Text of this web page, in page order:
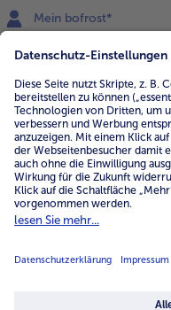
Mein bofrost*
0800 - 000 19 18
Mo.-Fr.: 7-21 Uhr Sa: 8-16 Uhr
Service
Unternehmen
Über uns